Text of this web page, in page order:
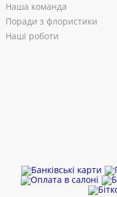
Наша команда
Поради з флористики
Наші роботи